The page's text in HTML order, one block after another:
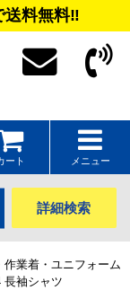
送料無料‼
ート メニュー
詳細検索
作業着・ユニフォーム
長袖シャツ